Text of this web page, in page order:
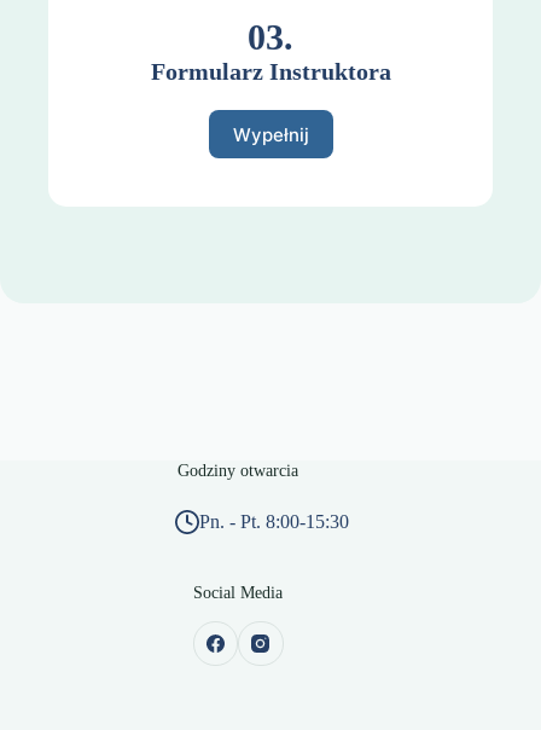
03.
Formularz Instruktora
Wypełnij
Godziny otwarcia
Pn. - Pt. 8:00-15:30
Social Media